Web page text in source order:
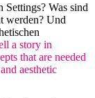
Settings? Was sind
werden? Und
a story in
that are needed
aesthetic